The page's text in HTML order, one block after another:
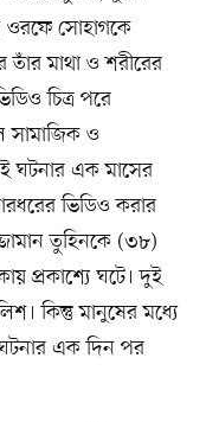
ওরফে সোহাগকে
তাঁর মাথা ও শরীরের
চিত্র পরে
সামাজিক ও
ঘটনার এক মাসের
ভিডিও করার
তুহিনকে (৩৮)
প্রকাশ্যে ঘটে। দুই
কিন্তু মানুষের মধ্যে
ঘটনার এক দিন পর